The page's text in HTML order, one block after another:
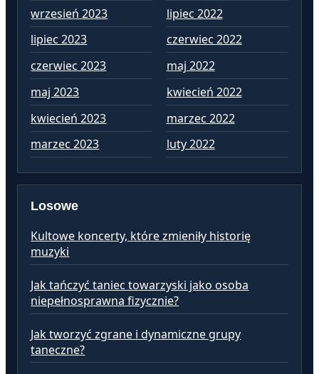
wrzesień 2023
lipiec 2023
czerwiec 2023
maj 2023
kwiecień 2023
marzec 2023
lipiec 2022
czerwiec 2022
maj 2022
kwiecień 2022
marzec 2022
luty 2022
Losowe
Kultowe koncerty, które zmieniły historię
muzyki
Jak tańczyć taniec towarzyski jako osoba
niepełnosprawna fizycznie?
Jak tworzyć zgrane i dynamiczne grupy
taneczne?